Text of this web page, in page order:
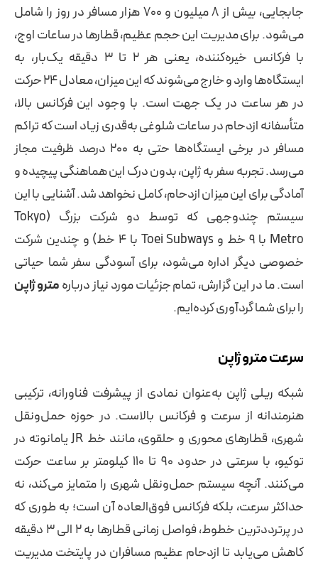
جابجایی، بیش از ۸ میلیون و ۷۰۰ هزار مسافر در روز را شامل
می‌شود. برای مدیریت این حجم عظیم، قطارها در ساعات اوج،
با فرکانس خیره‌کننده، یعنی هر ۲ تا ۳ دقیقه یک‌بار، به
ایستگاه‌ها وارد و خارج می‌شوند که این میزان، معادل ۲۴ حرکت
در هر ساعت در یک جهت است. با وجود این فرکانس بالا،
متأسفانه ازدحام در ساعات شلوغی به‌قدری زیاد است که تراکم
مسافر در برخی ایستگاه‌ها حتی به ۲۰۰ درصد ظرفیت مجاز
می‌رسد. تجربه سفر به ژاپن، بدون درک این هماهنگی پیچیده و
آمادگی برای این میزان ازدحام، کامل نخواهد شد. آشنایی با این
سیستم چندوجهی که توسط دو شرکت بزرگ (Tokyo
Metro با ۹ خط و Toei Subways با ۴ خط) و چندین شرکت
خصوصی دیگر اداره می‌شود، برای آسودگی سفر شما حیاتی
است. ما در این گزارش، تمام جزئیات مورد نیاز دربارهمترو ژاپن
را برای شما گردآوری کرده‌ایم.
سرعت مترو ژاپن
شبکه ریلی ژاپن به‌عنوان نمادی از پیشرفت فناورانه، ترکیبی
هنرمندانه از سرعت و فرکانس بالاست. در حوزه حمل‌ونقل
شهری، قطارهای محوری و حلقوی، مانند خط JR یامانوته در
توکیو، با سرعتی در حدود ۹۰ تا ۱۱۰ کیلومتر بر ساعت حرکت
می‌کنند. آنچه سیستم حمل‌ونقل شهری را متمایز می‌کند، نه
حداکثر سرعت، بلکه فرکانس فوق‌العاده آن است؛ به طوری که
در پرترددترین خطوط، فواصل زمانی قطارها به ۲ الی ۳ دقیقه
کاهش می‌یابد تا ازدحام عظیم مسافران در پایتخت مدیریت